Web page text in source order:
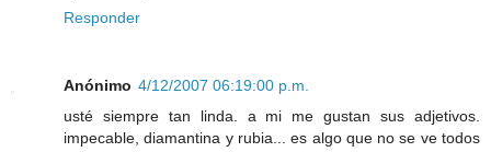
Responder
Anónimo 4/12/2007 06:19:00 p.m.
usté siempre tan linda. a mi me gustan sus adjetivos.
impecable, diamantina y rubia... es algo que no se ve todos